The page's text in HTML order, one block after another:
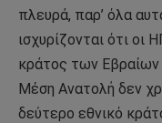
πλευρά, παρ’ όλα
ισχυρίζονται ότι οι
κράτος των Εβραίων
Μέση Ανατολή δεν
δεύτερο εθνικό